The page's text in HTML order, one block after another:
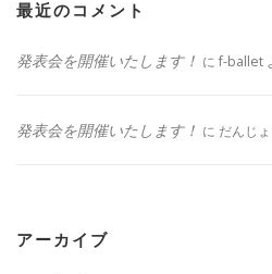
最近のコメント
発表会を開催いたします！ に f-ballet
発表会を開催いたします！ に だんじょ
アーカイブ